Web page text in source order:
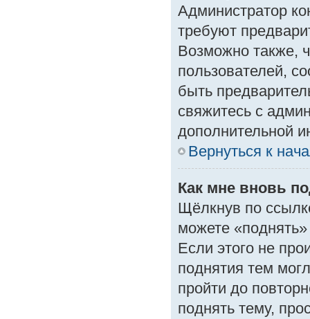
Администратор
требуют
Возможно также,
пользователей,
быть
свяжитесь с
дополнительной
Вернуться к
Как мне вновь
Щёлкнув по
можете
Если этого не
поднятия тем
пройти до
поднять тему,